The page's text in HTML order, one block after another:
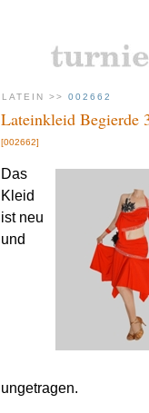
LATEIN >> 002662
Lateinkleid Begierde
[002662]
Das
Kleid
ist neu
und
ungetragen.